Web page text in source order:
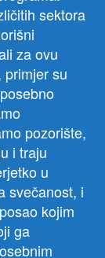
sektora
za ovu
primjer su
pozorište,
i traju
u
svečanost, i
kojim
ga